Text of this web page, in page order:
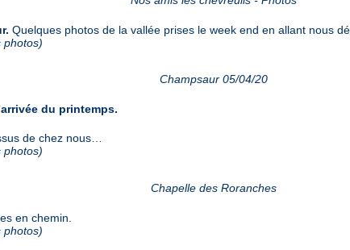
Quelques photos de la vallée prises le week end en allant nous
photos)
Champsaur 05/04/20
du printemps.
de chez nous…
photos)
Chapelle des Roranches
en chemin.
photos)